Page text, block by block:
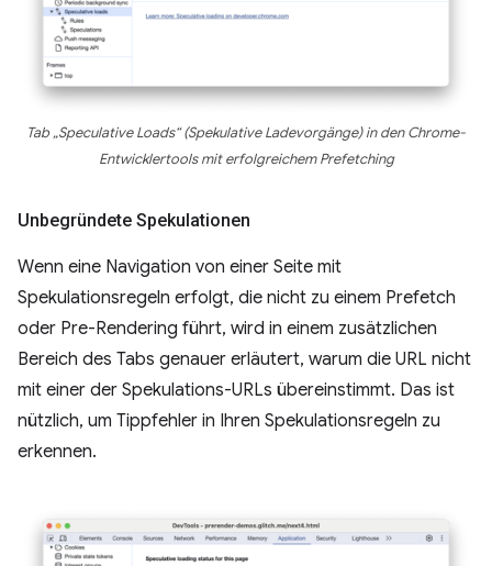
Tab „Speculative Loads“ (Spekulative Ladevorgänge) in den Chrome-
Entwicklertools mit erfolgreichem Prefetching
Unbegründete Spekulationen
Wenn eine Navigation von einer Seite mit
Spekulationsregeln erfolgt, die nicht zu einem Prefetch
oder Pre-Rendering führt, wird in einem zusätzlichen
Bereich des Tabs genauer erläutert, warum die URL nicht
mit einer der Spekulations-URLs übereinstimmt. Das ist
nützlich, um Tippfehler in Ihren Spekulationsregeln zu
erkennen.